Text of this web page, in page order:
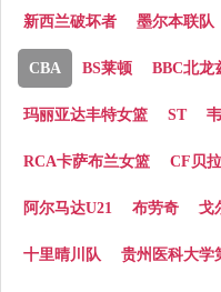
新西兰破坏者 墨尔本联队
CBA BS莱顿 BBC北龙
玛丽亚达丰特女篮 ST
RCA卡萨布兰女篮 CF贝
阿尔马达U21 布劳奇 戈
十里晴川队 贵州医科大学